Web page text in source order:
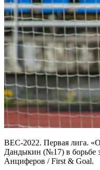
ВЕС-2022. Первая лига.
Дандыкин (№17) в борьбе
Анциферов / First & Goal.